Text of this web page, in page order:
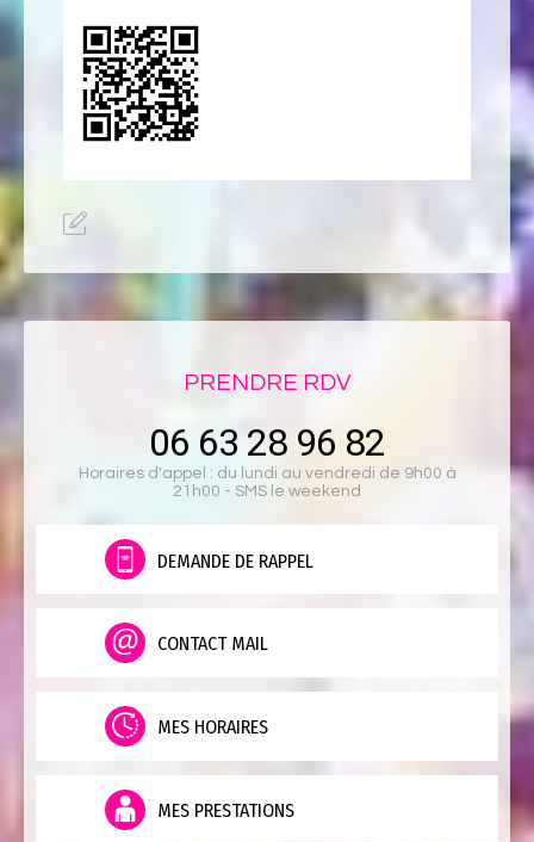
PRENDRE RDV
06 63 28 96 82
Horaires d'appel : du lundi au vendredi de 9h00 à
21h00 - SMS le weekend
DEMANDE DE RAPPEL
CONTACT MAIL
MES HORAIRES
MES PRESTATIONS